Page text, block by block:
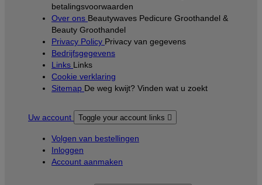
betalingsvoorwaarden
Over ons Beautywaves Pedicure Groothandel &
Beauty Groothandel
Privacy Policy Privacy van gegevens
Bedrijfsgegevens
Links Links
Cookie verklaring
Sitemap De weg kwijt? Vinden wat u zoekt
Uw account Toggle your account links 
Volgen van bestellingen
Inloggen
Account aanmaken